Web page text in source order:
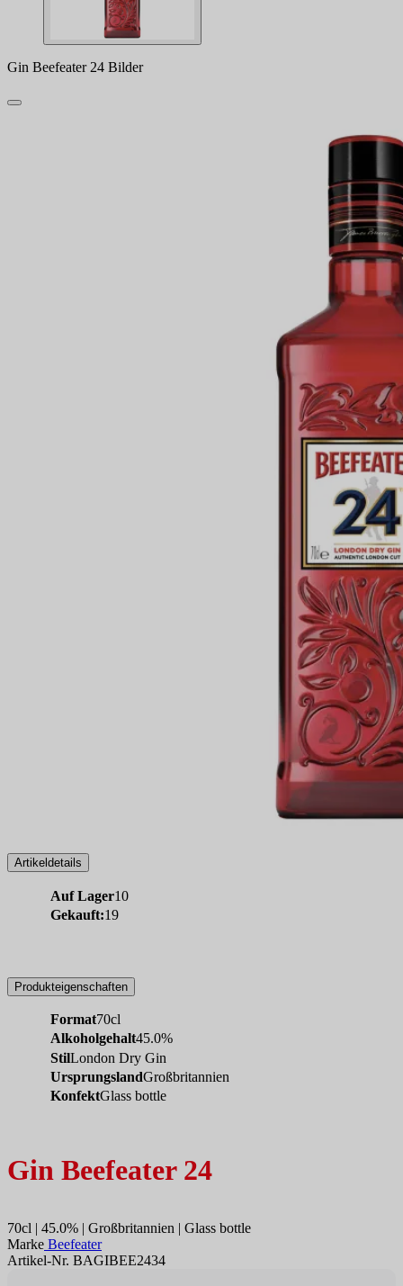
Gin Beefeater 24 Bilder
Artikeldetails
Auf Lager10
Gekauft:19
Produkteigenschaften
Format70cl
Alkoholgehalt45.0%
StilLondon Dry Gin
UrsprungslandGroßbritannien
KonfektGlass bottle
Gin Beefeater 24
70cl | 45.0% | Großbritannien | Glass bottle
Marke Beefeater
Artikel-Nr. BAGIBEE2434